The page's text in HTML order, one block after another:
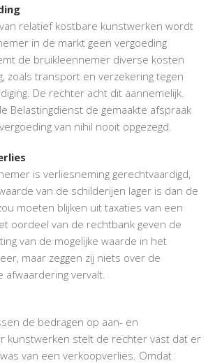
relatief kostbare kunstwerken wordt
in de markt geen vergoeding
de bruikleennemer diverse kosten
zoals transport en verzekering tegen
De rechter acht dit aannemelijk.
Belastingdienst de gemaakte afspraak
van nihil nooit opgezegd.
is verliesneming gerechtvaardigd,
van de schilderijen lager is dan de
moeten blijken uit taxaties van een
oordeel van de rechtbank geven de
van de mogelijke waarde in het
maar zeggen zij niets over de
afwaardering vervalt.
de bedragen op aan- en
kunstwerken stelt de rechter vast dat er
van een verkoopverlies. Omdat